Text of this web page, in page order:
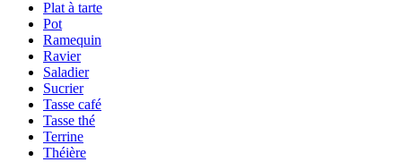
Plat à tarte
Pot
Ramequin
Ravier
Saladier
Sucrier
Tasse café
Tasse thé
Terrine
Théière